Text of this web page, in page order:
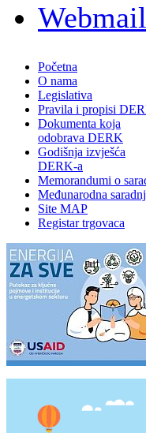
Webmail
Početna
O nama
Legislativa
Pravila i propisi
Dokumenta koja
odobrava DERK
Godišnja izvješća
DERK-a
Memorandumi o
Međunarodna
Site MAP
Registar trgovaca